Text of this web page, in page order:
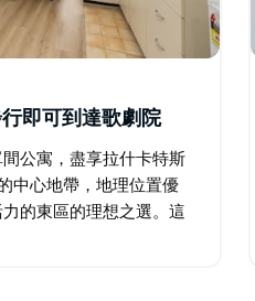
即可到達歌劇院
公寓，盡享拉什卡特斯
中心地帶，地理位置優
的東區的理想之選。這